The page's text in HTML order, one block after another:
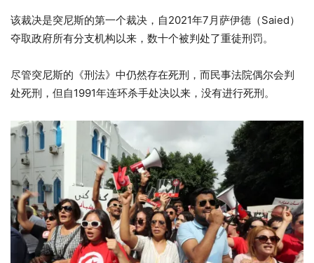
该裁决是突尼斯的第一个裁决，自2021年7月萨伊德（Saied）
夺取政府所有分支机构以来，数十个被判处了重徒刑罚。
尽管突尼斯的《刑法》中仍然存在死刑，而民事法院偶尔会判
处死刑，但自1991年连环杀手处决以来，没有进行死刑。